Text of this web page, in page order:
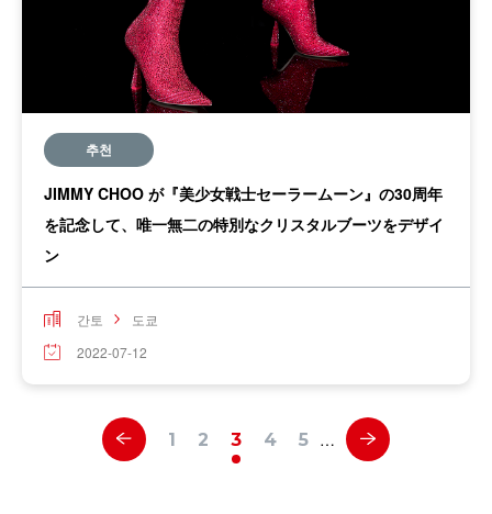
추천
JIMMY CHOO が『美少女戦士セーラームーン』の30周年
を記念して、唯一無二の特別なクリスタルブーツをデザイ
ン
간토
도쿄
2022-07-12
1 2 3 4 5 …